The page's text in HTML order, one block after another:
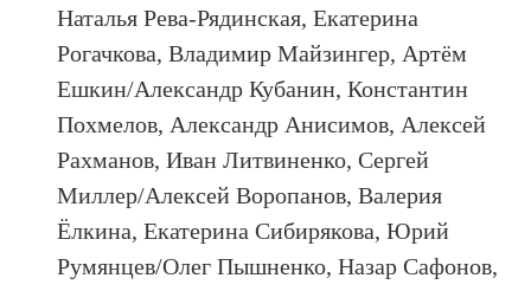
Наталья Рева-Рядинская, Екатерина
Рогачкова, Владимир Майзингер, Артём
Ешкин/Александр Кубанин, Константин
Похмелов, Александр Анисимов, Алексей
Рахманов, Иван Литвиненко, Сергей
Миллер/Алексей Воропанов, Валерия
Ёлкина, Екатерина Сибирякова, Юрий
Румянцев/Олег Пышненко, Назар Сафонов,